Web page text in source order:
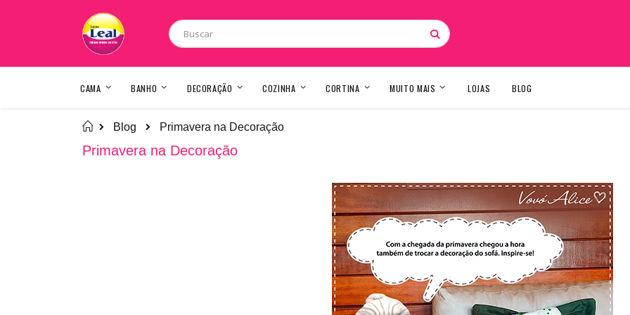
Pesquisa
CAMA BANHO DECORAÇÃO COZINHA CORTINA MUITO MAIS LOJAS BLOG
Home
Blog Primavera na Decoração
Primavera na Decoração